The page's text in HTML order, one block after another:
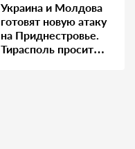
Украина и Молдова
готовят новую атаку
на Приднестровье.
Тирасполь просит